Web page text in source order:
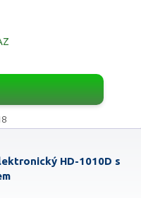
HD-1010D s